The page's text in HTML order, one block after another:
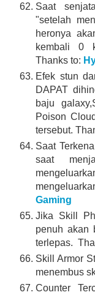
Saat
"setelah
heronya
kembali 0
Thanks to:
Efek stun
DAPAT
baju
Poison
tersebut.
Saat
saat
Gaming
Jika Skill
penuh akan
terlepas.
Skill Armor
menembus
Counter